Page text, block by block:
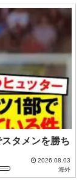
タメンを勝ち
2026.08.03
海外